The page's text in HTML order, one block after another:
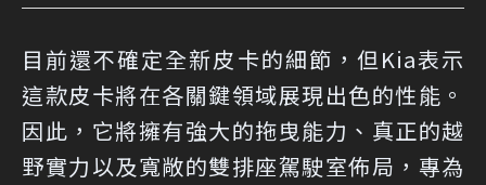
目前還不確定全新皮卡的細節，但Kia表示
這款皮卡將在各關鍵領域展現出色的性能。
因此，它將擁有強大的拖曳能力、真正的越
野實力以及寬敞的雙排座駕駛室佈局，專為